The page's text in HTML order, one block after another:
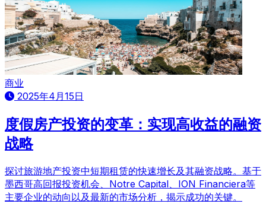
商业
2025年4月15日
度假房产投资的变革：实现高收益的融资
战略
探讨旅游地产投资中短期租赁的快速增长及其融资战略。基于
墨西哥高回报投资机会、Notre Capital、ION Financiera等
主要企业的动向以及最新的市场分析，揭示成功的关键。